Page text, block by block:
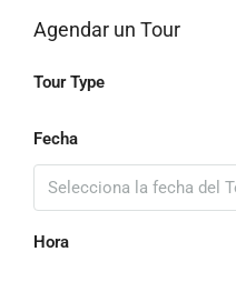
Agendar un Tour
Tour Type
Fecha
Hora